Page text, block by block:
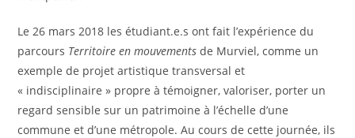
Le 26 mars 2018 les étudiant.e.s ont fait l’expérience du
parcours Territoire en mouvementsde Murviel, comme un
exemple de projet artistique transversal et
« indisciplinaire » propre à témoigner, valoriser, porter un
regard sensible sur un patrimoine à l’échelle d’une
commune et d’une métropole. Au cours de cette journée, ils